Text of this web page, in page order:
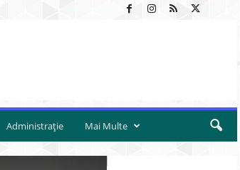
Administrație Mai Multe